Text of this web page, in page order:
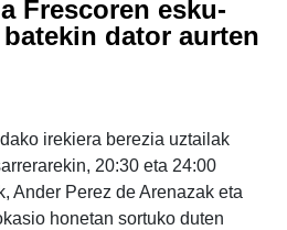
Frescoren esku-
dator aurten
irekiera berezia uztailak
20:30 eta 24:00
Ander Perez de Arenazak eta
honetan sortuko duten